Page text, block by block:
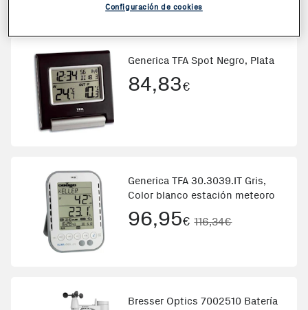
Generica TFA Spot Negro, Plata
84,83€
Generica TFA 30.3039.IT Gris,
Color blanco estación meteoro
96,95€ 116,34€
Bresser Optics 7002510 Batería
Configuración de cookies